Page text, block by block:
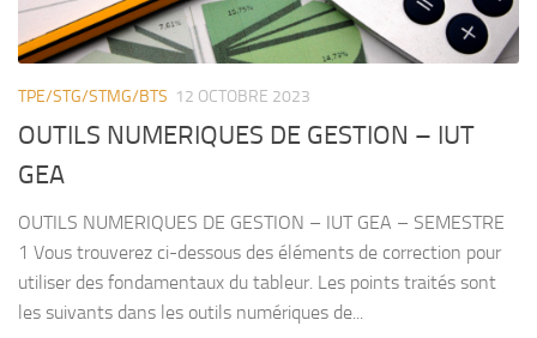
TPE/STG/STMG/BTS 12 OCTOBRE 2023
OUTILS NUMERIQUES DE GESTION – IUT
GEA
OUTILS NUMERIQUES DE GESTION – IUT GEA – SEMESTRE
1 Vous trouverez ci-dessous des éléments de correction pour
utiliser des fondamentaux du tableur. Les points traités sont
les suivants dans les outils numériques de...